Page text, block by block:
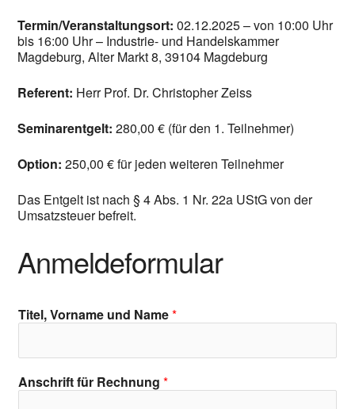
Termin/Veranstaltungsort:02.12.2025 – von 10:00 Uhr
bis 16:00 Uhr – Industrie- und Handelskammer
Magdeburg, Alter Markt 8, 39104 Magdeburg
Referent: Herr Prof. Dr. Christopher Zeiss
Seminarentgelt: 280,00 € (für den 1. Teilnehmer)
Option:250,00 € für jeden weiteren Teilnehmer
Das Entgelt ist nach § 4 Abs. 1 Nr. 22a UStG von der
Umsatzsteuer befreit.
Anmeldeformular
Titel, Vorname und Name*
Anschrift für Rechnung*